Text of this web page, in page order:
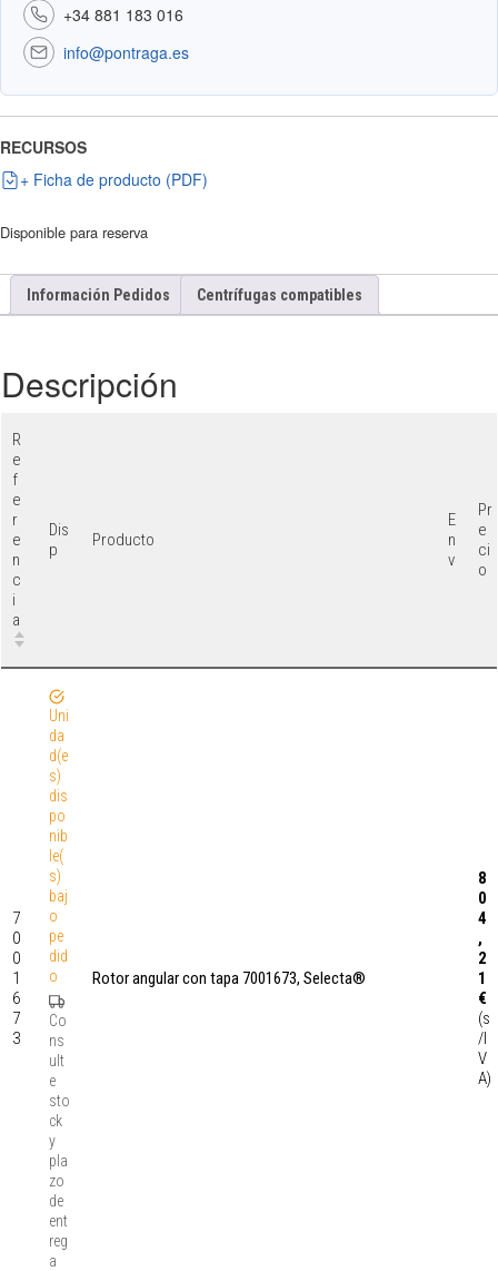
+34 881 183 016
info@pontraga.es
RECURSOS
+ Ficha de producto (PDF)
Disponible para reserva
Información Pedidos Centrífugas compatibles
Descripción
R
e
f
e
r
e
n
c
i
a
Dis
p
Producto
E
n
v
Pr
e
ci
o
7
0
0
1
6
7
3
Uni
da
d(e
s)
dis
po
nib
le(
s)
baj
o
pe
did
o
Co
ns
ult
e
sto
ck
y
pla
zo
de
ent
reg
a
Rotor angular con tapa 7001673, Selecta®
8
0
4
,
2
1
€
(s
/I
V
A)